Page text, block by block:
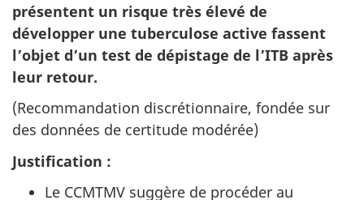
présentent un risque très élevé de
développer une tuberculose active fassent
l’objet d’un test de dépistage de l’ITB après
leur retour.
(Recommandation discrétionnaire, fondée sur
des données de certitude modérée)
Justification :
Le CCMTMV suggère de procéder au